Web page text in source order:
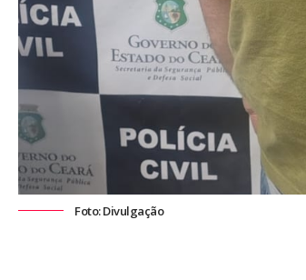
Foto: Divulgação